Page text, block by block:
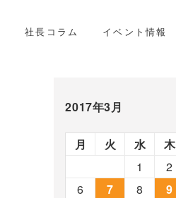
社長コラム イベント情報
2017年3月
月 火 水 木
1 2
6
7 8 9